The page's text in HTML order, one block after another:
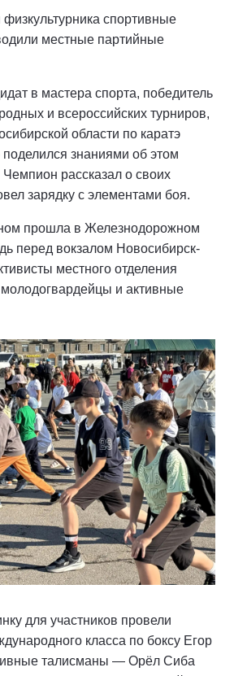
спортивные
местные партийные
в мастера спорта, победитель
и всероссийских турниров,
области по каратэ
знаниями об этом
Чемпион рассказал о своих
зарядку с элементами боя.
прошла в Железнодорожном
перед вокзалом Новосибирск-
местного отделения
и активные
для участников провели
класса по боксу Егор
талисманы — Орёл Сиба